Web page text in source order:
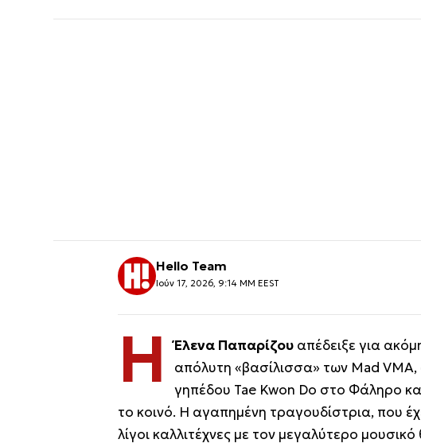
Hello Team
Ιούν 17, 2026, 9:14 ΜΜ EEST
Η Έλενα Παπαρίζουαπέδειξε για
απόλυτη «βασίλισσα» των Mad
γηπέδου Tae Kwon Do στο Φάληρο
το κοινό. Η αγαπημένη τραγουδίστρια, που
λίγοι καλλιτέχνες με τον μεγαλύτερο